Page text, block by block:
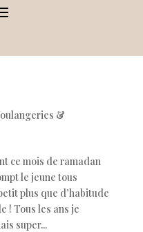
&
ce mois de ramadan
le jeune tous
plus que d’habitude
! Tous les ans je
super...